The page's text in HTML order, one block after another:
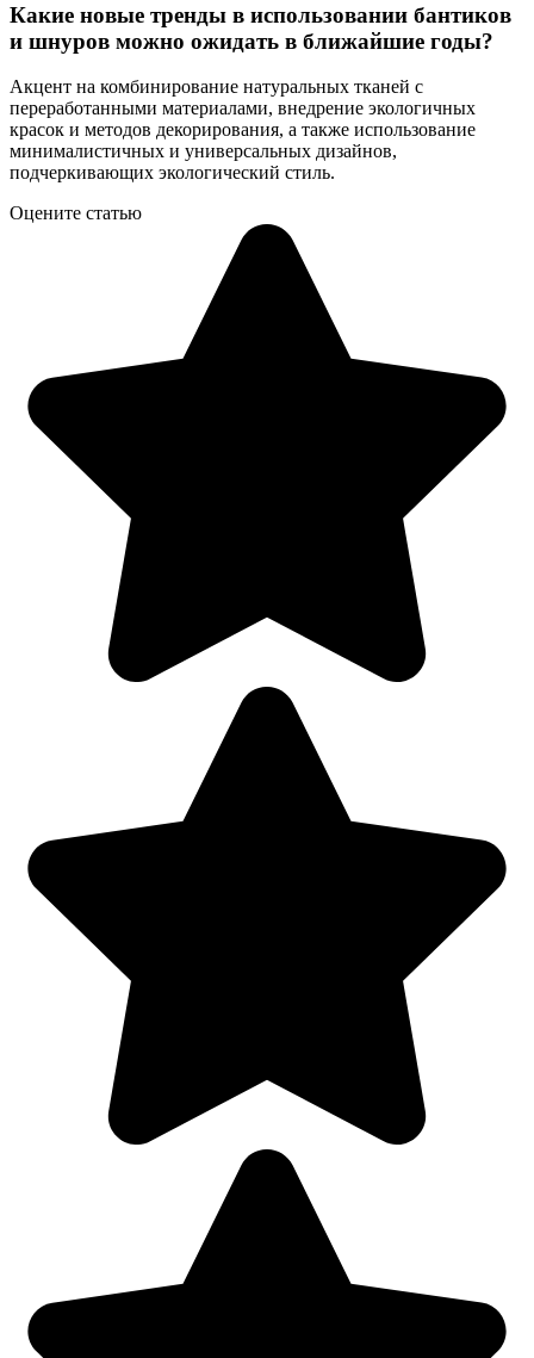
Какие новые тренды в использовании бантиков
и шнуров можно ожидать в ближайшие годы?
Акцент на комбинирование натуральных тканей с
переработанными материалами, внедрение экологичных
красок и методов декорирования, а также использование
минималистичных и универсальных дизайнов,
подчеркивающих экологический стиль.
Оцените статью